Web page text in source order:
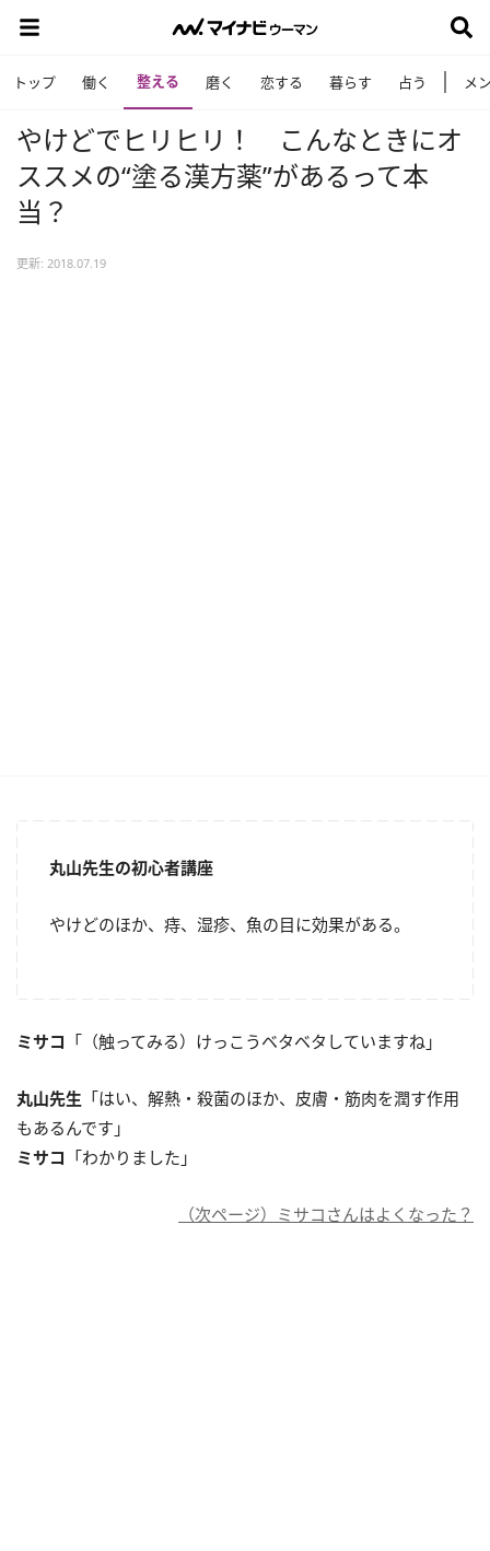
トップ 働く 整える 磨く 恋する 暮らす 占う メ
やけどでヒリヒリ！ こんなときにオ
ススメの“塗る漢方薬”があるって本
当？
更新: 2018.07.19
丸山先生の初心者講座
やけどのほか、痔、湿疹、魚の目に効果がある。
ミサコ 「（触ってみる）けっこうベタベタしていますね」
丸山先生 「はい、解熱・殺菌のほか、皮膚・筋肉を潤す作用
もあるんです」
ミサコ 「わかりました」
（次ページ）ミサコさんはよくなった？